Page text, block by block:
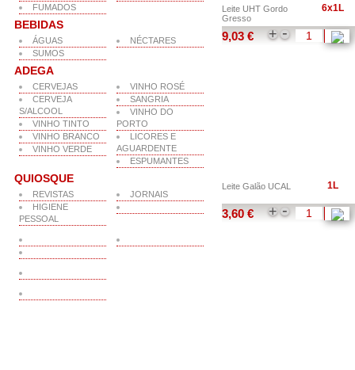
FUMADOS
BEBIDAS
ÁGUAS
SUMOS
NÉCTARES
ADEGA
CERVEJAS
CERVEJA
S/ALCOOL
VINHO TINTO
VINHO BRANCO
VINHO VERDE
VINHO ROSÉ
SANGRIA
VINHO DO
PORTO
LICORES E
AGUARDENTE
ESPUMANTES
QUIOSQUE
REVISTAS
HIGIENE
PESSOAL
JORNAIS
Leite UHT Gordo
Gresso
6x1L
9,03 € + -
Leite Galão UCAL 1L
3,60 € + -